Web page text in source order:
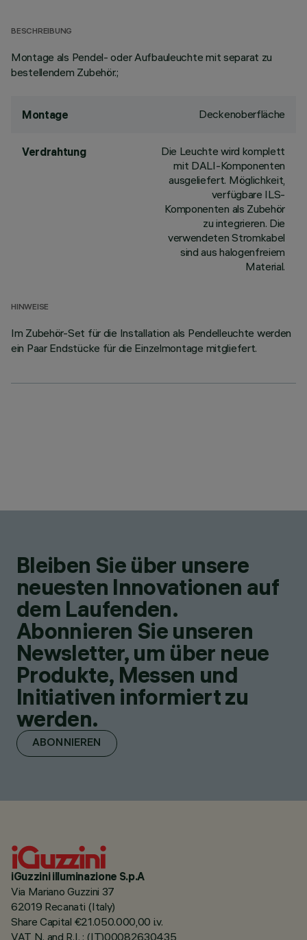
BESCHREIBUNG
Montage als Pendel- oder Aufbauleuchte mit separat zu
bestellendem Zubehör.;
Montage Deckenoberfläche
Verdrahtung
Die Leuchte wird komplett
mit DALI-Komponenten
ausgeliefert. Möglichkeit,
verfügbare ILS-
Komponenten als Zubehör
zu integrieren. Die
verwendeten Stromkabel
sind aus halogenfreiem
Material.
HINWEISE
Im Zubehör-Set für die Installation als Pendelleuchte werden
ein Paar Endstücke für die Einzelmontage mitgliefert.
Bleiben Sie über unsere
neuesten Innovationen auf
dem Laufenden.
Abonnieren Sie unseren
Newsletter, um über neue
Produkte, Messen und
Initiativen informiert zu
werden.
ABONNIEREN
iGuzzini illuminazione S.p.A
Via Mariano Guzzini 37
62019 Recanati (Italy)
Share Capital €21.050.000,00 i.v.
VAT N. and R.I. : (IT)00082630435